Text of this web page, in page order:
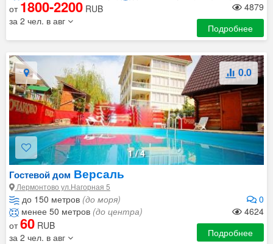
4879
от 1800-2200 RUB
за 2 чел. в авг
Подробнее
1/4
0.0
Гостевой дом Версаль
Лермонтово ул.Нагорная 5
до 150 метров (до моря)
0
менее 50 метров (до центра)
4624
от60 RUB
за 2 чел. в авг
Подробнее